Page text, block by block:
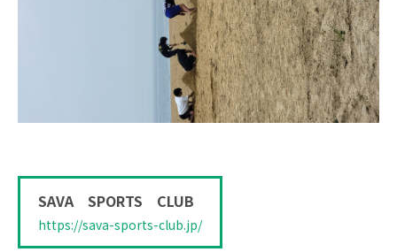
SAVA SPORTS CLUB
https://sava-sports-club.jp/